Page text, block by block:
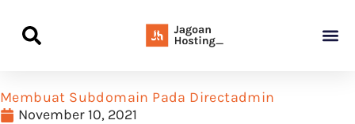
Membuat Subdomain Pada Directadmin
November 10, 2021